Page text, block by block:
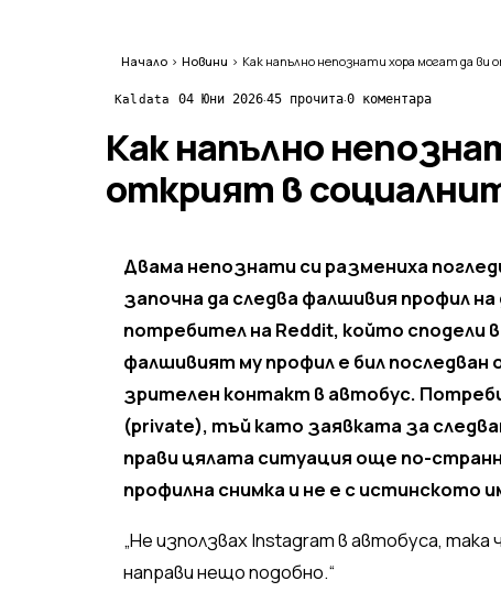
Начало › Новини ›
Kaldata 04 Юни 2026·45 прочита·0 коментара
Как напълно
открият в
Двама непознати си размениха
започна да следва фалшивия профил на
потребител на Reddit, който сподели
фалшивият му профил е бил
зрителен контакт в автобус.
(private), тъй като заявката за
прави цялата ситуация още по-
профилна снимка и не е с истинското
„Не използвах Instagram в автобуса,
направи нещо подобно.“